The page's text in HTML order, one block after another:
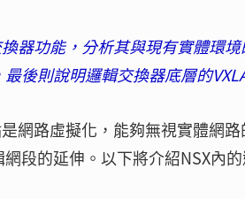
器功能，分析其與現有實體環
後則說明邏輯交換器底層的
網路虛擬化，能夠無視實體網
段的延伸。以下將介紹NSX內